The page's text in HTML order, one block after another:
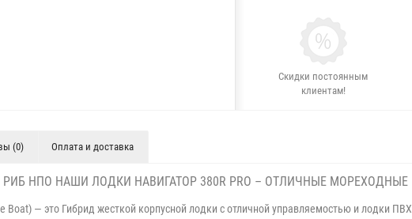
Скидки постоянным
клиентам!
(0) Оплата и доставка
РИБ НПО НАШИ ЛОДКИ НАВИГАТОР 380R PRO – ОТЛИЧНЫЕ МОРЕХОДНЫЕ
— это Гибрид жесткой корпусной лодки с отличной управляемостью и лодки